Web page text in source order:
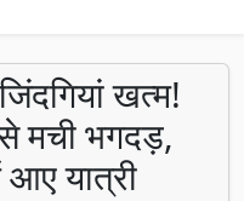
खत्म!
मची भगदड़,
यात्री